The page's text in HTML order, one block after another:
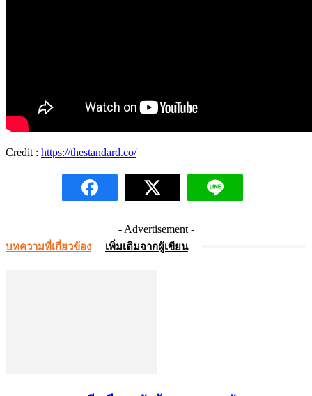
Credit : https://thestandard.co/
- Advertisement -
บทความที่เกี่ยวข้อง เพิ่มเติมจากผู้เขียน